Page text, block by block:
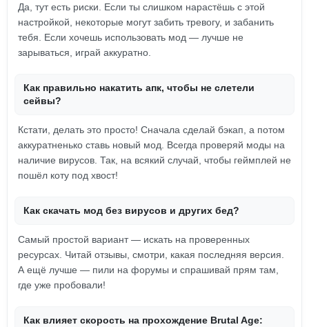
Да, тут есть риски. Если ты слишком нарастёшь с этой
настройкой, некоторые могут забить тревогу, и забанить
тебя. Если хочешь использовать мод — лучше не
зарываться, играй аккуратно.
Как правильно накатить апк, чтобы не слетели
сейвы?
Кстати, делать это просто! Сначала сделай бэкап, а потом
аккуратненько ставь новый мод. Всегда проверяй моды на
наличие вирусов. Так, на всякий случай, чтобы геймплей не
пошёл коту под хвост!
Как скачать мод без вирусов и других бед?
Самый простой вариант — искать на проверенных
ресурсах. Читай отзывы, смотри, какая последняя версия.
А ещё лучше — пили на форумы и спрашивай прям там,
где уже пробовали!
Как влияет скорость на прохождение Brutal Age: